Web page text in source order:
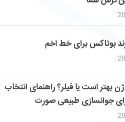
بوتاکس برای خط اخم
بهتر است یا فیلر؟ راهنمای انتخاب
جوانسازی طبیعی صورت